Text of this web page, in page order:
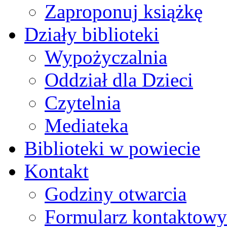
Zaproponuj książkę
Działy biblioteki
Wypożyczalnia
Oddział dla Dzieci
Czytelnia
Mediateka
Biblioteki w powiecie
Kontakt
Godziny otwarcia
Formularz kontaktowy